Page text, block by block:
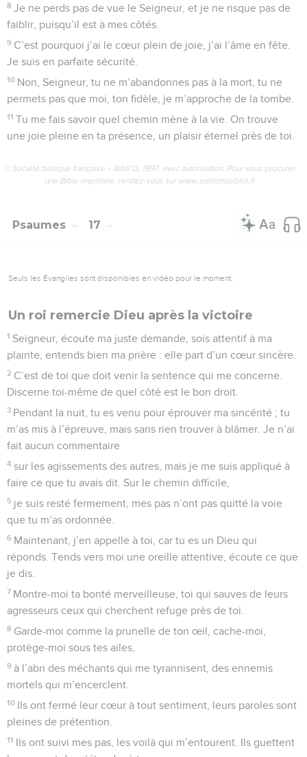
8 Je ne perds pas de vue le Seigneur, et je ne risque pas de
faiblir, puisqu’il est à mes côtés.
9 C’est pourquoi j’ai le cœur plein de joie, j’ai l’âme en fête.
Je suis en parfaite sécurité.
10 Non, Seigneur, tu ne m’abandonnes pas à la mort, tu ne
permets pas que moi, ton fidèle, je m’approche de la tombe.
11 Tu me fais savoir quel chemin mène à la vie. On trouve
une joie pleine en ta présence, un plaisir éternel près de toi.
© Société biblique française – Bibli’O, 1997, avec autorisation. Pour vous procurer
une Bible imprimée, rendez-vous sur www.editionsbiblio.fr
Psaumes 17
Seuls les Évangiles sont disponibles en vidéo pour le moment.
Un roi remercie Dieu après la victoire
1 Seigneur, écoute ma juste demande, sois attentif à ma
plainte, entends bien ma prière : elle part d’un cœur sincère.
2 C’est de toi que doit venir la sentence qui me concerne.
Discerne toi-même de quel côté est le bon droit.
3 Pendant la nuit, tu es venu pour éprouver ma sincérité ; tu
m’as mis à l’épreuve, mais sans rien trouver à blâmer. Je n’ai
fait aucun commentaire
4 sur les agissements des autres, mais je me suis appliqué à
faire ce que tu avais dit. Sur le chemin difficile,
5 je suis resté fermement, mes pas n’ont pas quitté la voie
que tu m’as ordonnée.
6 Maintenant, j’en appelle à toi, car tu es un Dieu qui
réponds. Tends vers moi une oreille attentive, écoute ce que
je dis.
7 Montre-moi ta bonté merveilleuse, toi qui sauves de leurs
agresseurs ceux qui cherchent refuge près de toi.
8 Garde-moi comme la prunelle de ton œil, cache-moi,
protège-moi sous tes ailes,
9 à l’abri des méchants qui me tyrannisent, des ennemis
mortels qui m’encerclent.
10 Ils ont fermé leur cœur à tout sentiment, leurs paroles sont
pleines de prétention.
11 Ils ont suivi mes pas, les voilà qui m’entourent. Ils guettent